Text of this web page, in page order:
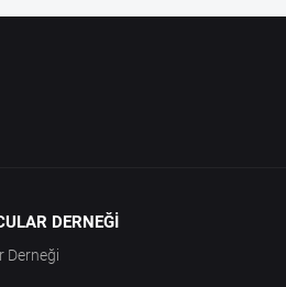
DERNEĞI
Derneği